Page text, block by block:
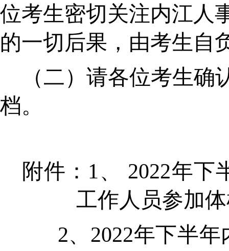
位考生密切关注内江人
的一切后果，由考生自
（二）请各位考生
档。
附件 ： 1、 2022年下
工作人员参加
2、 2022年下半年